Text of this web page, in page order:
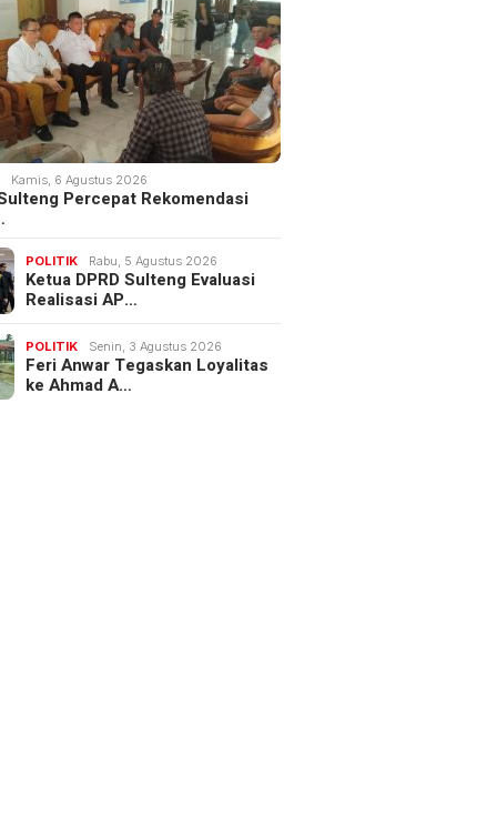
Kamis, 6 Agustus 2026
Percepat Rekomendasi
POLITIK Rabu, 5 Agustus 2026
Ketua DPRD Sulteng Evaluasi
Realisasi AP…
POLITIK Senin, 3 Agustus 2026
Feri Anwar Tegaskan Loyalitas
ke Ahmad A…